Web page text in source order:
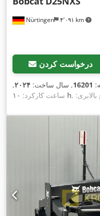
Nürtingen ۴٬۰۹۱ km
درخواست کردن
16201, سال ساخت: ۲۰۲۴,
ساعت کارکرد: ۱۰ h بالابری:
, طول شاخک‌ها:۱٬۲۰۰
۴٬۲۶۶ کیلوگرم